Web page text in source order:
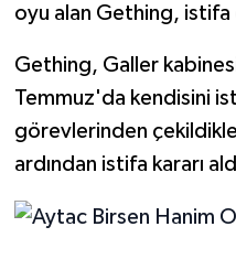
oyu alan Gething,
Gething, Galler
Temmuz'da kendisini
görevlerinden
ardından istifa kararı